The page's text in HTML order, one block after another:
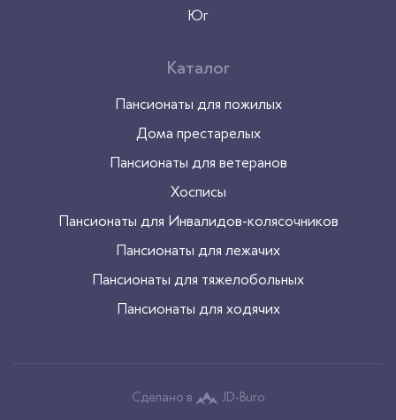
Юг
Каталог
Пансионаты для пожилых
Дома престарелых
Пансионаты для ветеранов
Хосписы
Пансионаты для Инвалидов-колясочников
Пансионаты для лежачих
Пансионаты для тяжелобольных
Пансионаты для ходячих
Сделано в
JD-Buro